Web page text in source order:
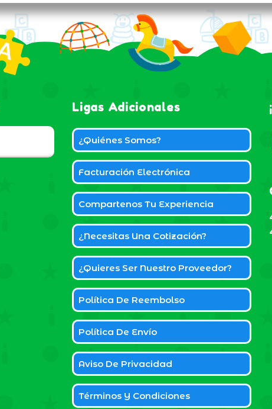
Ligas Adicionales
¿Quiénes Somos?
Facturación Electrónica
Compartenos Tu Experiencia
¿Necesitas Una Cotización?
¿Quieres Ser Nuestro Proveedor?
Política De Reembolso
Política De Envío
Aviso De Privacidad
Términos Y Condiciones